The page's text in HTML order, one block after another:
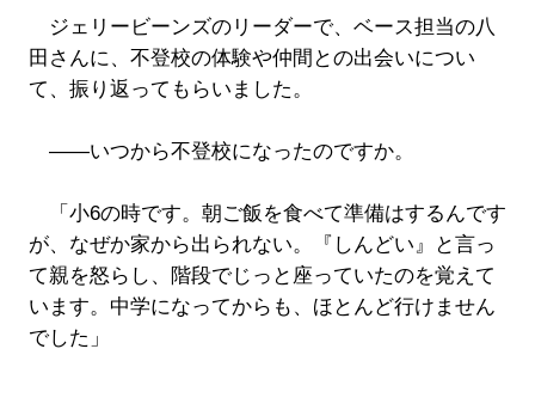
ジェリービーンズのリーダーで、ベース担当の八
田さんに、不登校の体験や仲間との出会いについ
て、振り返ってもらいました。
――いつから不登校になったのですか。
「小6の時です。朝ご飯を食べて準備はするんです
が、なぜか家から出られない。『しんどい』と言っ
て親を怒らし、階段でじっと座っていたのを覚えて
います。中学になってからも、ほとんど行けません
でした」